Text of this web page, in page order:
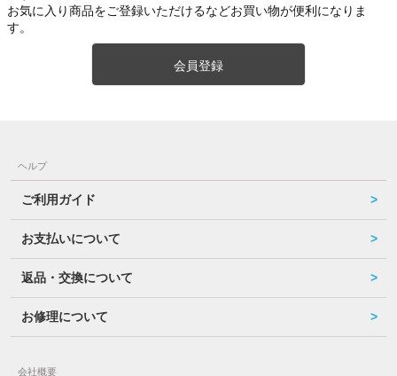
お気に入り商品をご登録いただけるなどお買い物が便利になりま
す。
会員登録
ヘルプ
ご利用ガイド
お支払いについて
返品・交換について
お修理について
会社概要